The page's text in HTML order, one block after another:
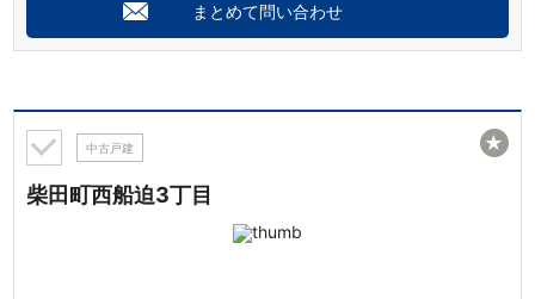
まとめて問い合わせ
中古戸建
柴田町西船迫3丁目
★